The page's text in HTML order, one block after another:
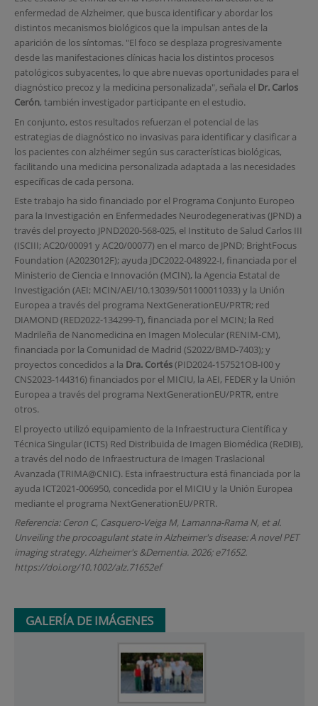
enfermedad de Alzheimer, que busca identificar y abordar los
distintos mecanismos biológicos que la impulsan antes de la
aparición de los síntomas. "El foco se desplaza progresivamente
desde las manifestaciones clínicas hacia los distintos procesos
patológicos subyacentes, lo que abre nuevas oportunidades para el
diagnóstico precoz y la medicina personalizada", señala el Dr. Carlos
Cerón, también investigador participante en el estudio.
En conjunto, estos resultados refuerzan el potencial de las
estrategias de diagnóstico no invasivas para identificar y clasificar a
los pacientes con alzhéimer según sus características biológicas,
facilitando una medicina personalizada adaptada a las necesidades
específicas de cada persona.
Este trabajo ha sido financiado por el Programa Conjunto Europeo
para la Investigación en Enfermedades Neurodegenerativas (JPND) a
través del proyecto JPND2020-568-025, el Instituto de Salud Carlos III
(ISCIII; AC20/00091 y AC20/00077) en el marco de JPND; BrightFocus
Foundation (A2023012F); ayuda JDC2022-048922-I, financiada por el
Ministerio de Ciencia e Innovación (MCIN), la Agencia Estatal de
Investigación (AEI; MCIN/AEI/10.13039/501100011033) y la Unión
Europea a través del programa NextGenerationEU/PRTR; red
DIAMOND (RED2022-134299-T), financiada por el MCIN; la Red
Madrileña de Nanomedicina en Imagen Molecular (RENIM-CM),
financiada por la Comunidad de Madrid (S2022/BMD-7403); y
proyectos concedidos a la Dra. Cortés(PID2024-157521OB-I00 y
CNS2023-144316) financiados por el MICIU, la AEI, FEDER y la Unión
Europea a través del programa NextGenerationEU/PRTR, entre
otros.
El proyecto utilizó equipamiento de la Infraestructura Científica y
Técnica Singular (ICTS) Red Distribuida de Imagen Biomédica (ReDIB),
a través del nodo de Infraestructura de Imagen Traslacional
Avanzada (TRIMA@CNIC). Esta infraestructura está financiada por la
ayuda ICT2021-006950, concedida por el MICIU y la Unión Europea
mediante el programa NextGenerationEU/PRTR.
Referencia: Ceron C, Casquero-Veiga M, Lamanna-Rama N, et al.
Unveiling the procoagulant state in Alzheimer's disease: A novel PET
imaging strategy. Alzheimer's &Dementia. 2026; e71652.
https://doi.org/10.1002/alz.71652ef
GALERÍA DE IMÁGENES